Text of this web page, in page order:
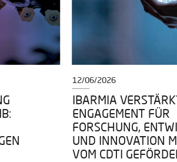
12/06/2026
IBARMIA
ENGAGEMENT FÜR
FORSCHUNG,
UND INNOVATION
VOM CDTI